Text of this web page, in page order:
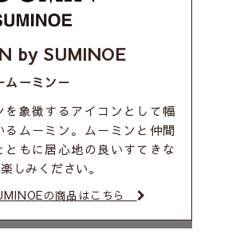
by SUMINOE
ムーミン－
象徴するアイコンとして幅
ムーミン。ムーミンと仲間
ともに居心地の良いすてきな
しみください。
の商品はこちら